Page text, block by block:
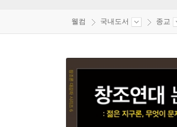
웰컴 국내도서 종교